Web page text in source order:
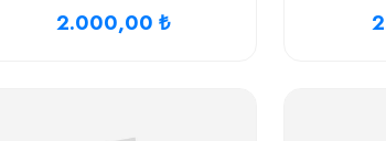
2.000,00 ₺